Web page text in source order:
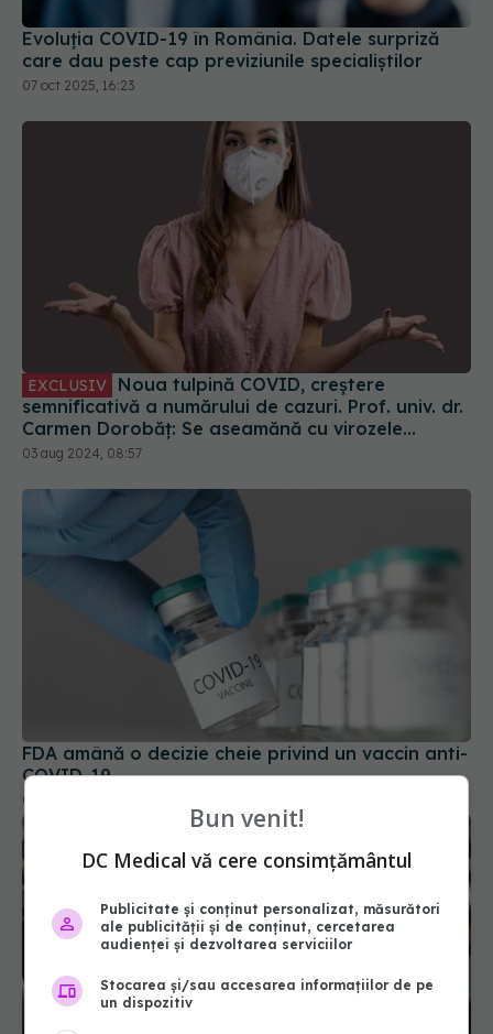
Evoluția COVID-19 în România. Datele surpriză
care dau peste cap previziunile specialiștilor
07 oct 2025, 16:23
semnificativă a numărului de cazuri. Prof. univ. dr.
Carmen Dorobăț: Se aseamănă cu virozele
respiratorii. Nu necesită tratament simptomatic
03 aug 2024, 08:57
FDA amână o decizie cheie privind un vaccin anti-
COVID-19
07 apr 2025, 14:45
Bun venit!
DC Medical vă cere consimțământul
Publicitate și conținut personalizat, măsurători
ale publicității și de conținut, cercetarea
audienței și dezvoltarea serviciilor
Stocarea și/sau accesarea informațiilor de pe
un dispozitiv